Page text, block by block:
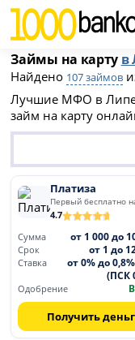
Займы на карту в
Найдено 107 займов
Лучшие МФО в
займ на карту
даже при плохой
предлагают
странице поможет
сумму на вашу
Платиза
Первый бесплатно
4.7
Сумма
от 1 000 до
Срок от 1 до
Ставка
от 0% до
(ПСК
Одобрение
Получить